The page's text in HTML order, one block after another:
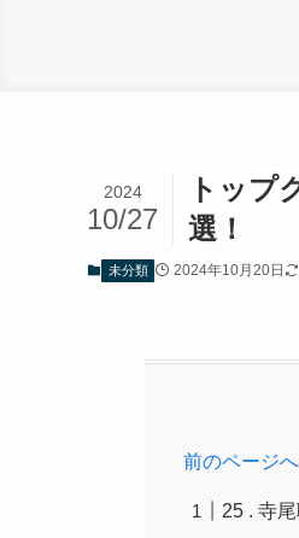
トップ
選！
2024
10/27
未分類 2024年10月20日
前のページへ
25 . 寺